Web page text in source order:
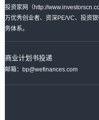
投资家网（http://
万优秀创业者、资深PE/VC、投资
务体系。
商业计划书投递
邮箱：bp@wefinances.com